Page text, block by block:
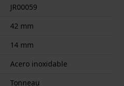
JR00059
42 mm
14 mm
Acero inoxidable
Tonneau